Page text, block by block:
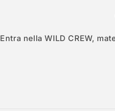
Entra nella WILD CREW,